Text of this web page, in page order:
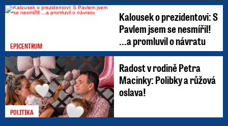
EPICENTRUM
Kalousek o prezidentovi: S
Pavlem jsem se nesmířil!
...a promluvil o návratu
POLITIKA
Radost v rodině Petra
Macinky: Polibky a růžová
oslava!